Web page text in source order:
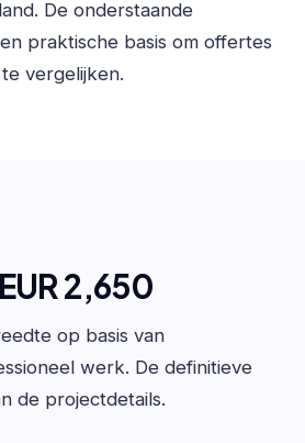
De onderstaande
praktische basis om offertes
vergelijken.
2,650
op basis van
werk. De definitieve
de projectdetails.